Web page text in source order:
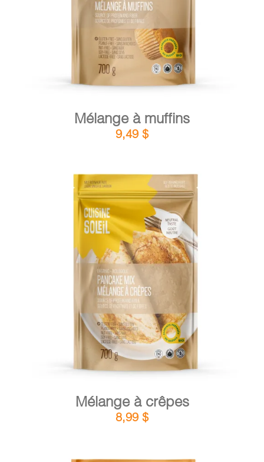
Mélange à muffins
9,49 $
AJOUTER AU PANIER
Mélange à crêpes
8,99 $